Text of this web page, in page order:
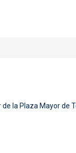
la Plaza Mayor de